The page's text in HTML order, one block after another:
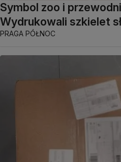
Symbol zoo i
Wydrukowali szkielet
PRAGA PÓŁNOC